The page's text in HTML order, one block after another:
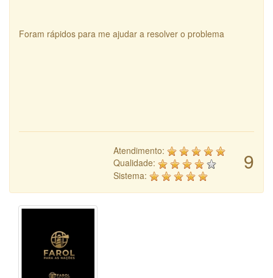
Foram rápidos para me ajudar a resolver o problema
9
Atendimento:
Qualidade:
Sistema: